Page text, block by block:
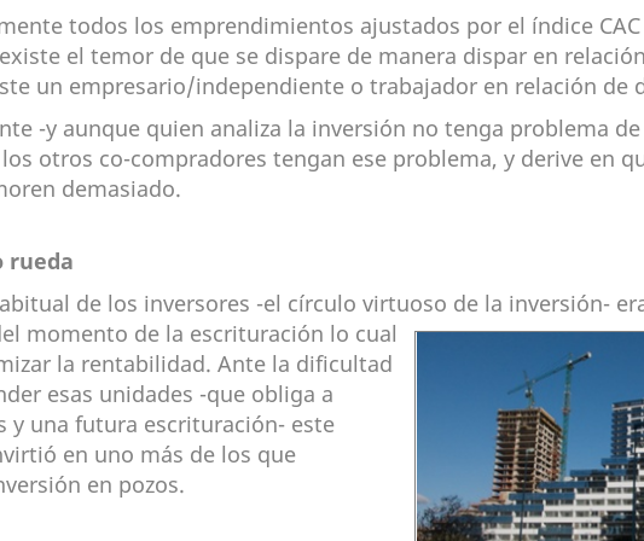
todos los emprendimientos ajustados por el índice
el temor de que se dispare de manera dispar en
un empresario/independiente o trabajador en relación de
-y aunque quien analiza la inversión no tenga problema
otros co-compradores tengan ese problema, y derive en
demasiado.
rueda
de los inversores -el círculo virtuoso de la inversión-
momento de la escrituración lo cual
la rentabilidad. Ante la dificultad
esas unidades -que obliga a
y una futura escrituración- este
en uno más de los que
en pozos.